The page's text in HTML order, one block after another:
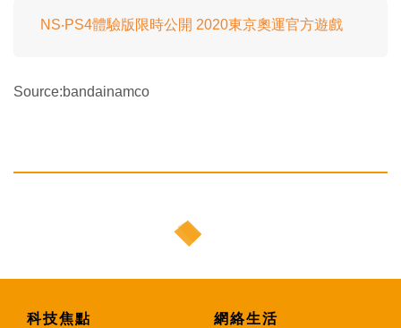
NS‧PS4體驗版限時公開 2020東京奧運官方遊戲
Source:bandainamco
科技焦點 網絡生活